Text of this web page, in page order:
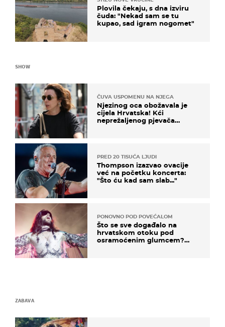
Plovila čekaju, s dna izviru
čuda: "Nekad sam se tu
kupao, sad igram nogomet"
SHOW
ČUVA USPOMENU NA NJEGA
Njezinog oca obožavala je
cijela Hrvatska! Kći
neprežaljenog pjevača
PRED 20 TISUĆA LJUDI
Thompson izazvao ovacije
već na početku koncerta:
"Što ću kad sam slab..."
PONOVNO POD POVEĆALOM
Što se sve događalo na
hrvatskom otoku pod
osramoćenim glumcem?
ZABAVA